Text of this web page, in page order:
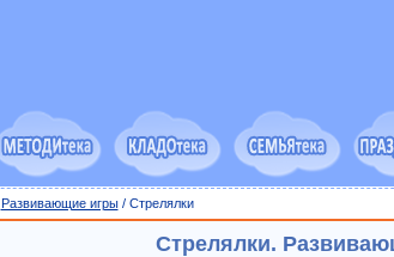
Развивающие игры/ Стрелялки
Стрелялки.